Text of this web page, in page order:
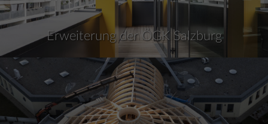
Erweiterung der ÖGK Salzburg